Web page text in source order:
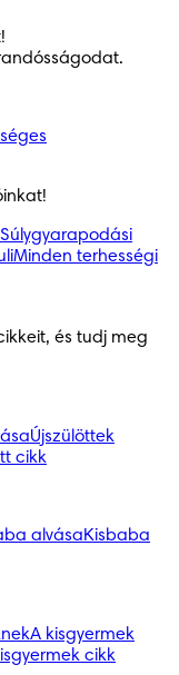
Súlygyarapodási
Minden terhességi
és tudj meg
Újszülöttek
cikk
alvásaKisbaba
A kisgyermek
cikk